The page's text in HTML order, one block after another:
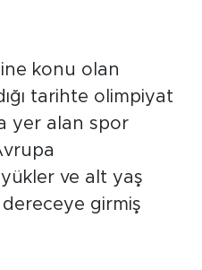
konu olan
tarihte olimpiyat
yer alan spor
ve alt yaş
girmiş